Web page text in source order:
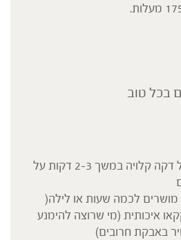
בכל טוב
כוס שיבולת שועל דקה קלויה במשך 2-3 דקות על
מושרים לכמה שעות או לילה(
איכותית (מי שרוצה להימנע
באבקת חרובים)